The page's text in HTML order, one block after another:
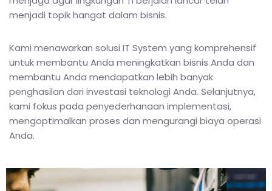
menjadi topik hangat dalam bisnis.
Kami menawarkan solusi IT System yang komprehensif
untuk membantu Anda meningkatkan bisnis Anda dan
membantu Anda mendapatkan lebih banyak
penghasilan dari investasi teknologi Anda. Selanjutnya,
kami fokus pada penyederhanaan implementasi,
mengoptimalkan proses dan mengurangi biaya operasi
Anda.